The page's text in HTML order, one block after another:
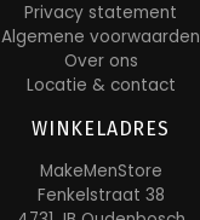
Privacy statement
Algemene voorwaarden
Over ons
Locatie & contact
WINKELADRES
MakeMenStore
Fenkelstraat 38